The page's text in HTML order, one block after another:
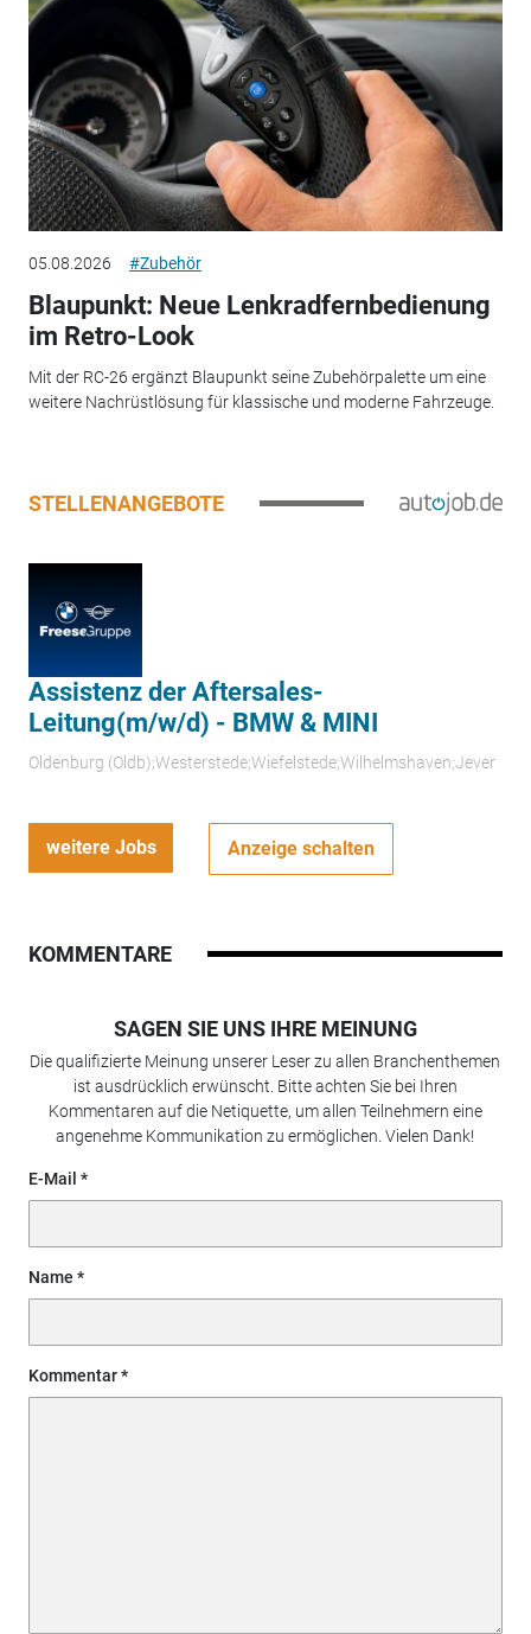
05.08.2026 #Zubehör
Blaupunkt: Neue Lenkradfernbedienung
im Retro-Look
Mit der RC-26 ergänzt Blaupunkt seine Zubehörpalette um eine
weitere Nachrüstlösung für klassische und moderne Fahrzeuge.
STELLENANGEBOTE
Assistenz der Aftersales-
Leitung(m/w/d) - BMW & MINI
Oldenburg (Oldb);Westerstede;Wiefelstede;Wilhelmshaven;Jever
weitere Jobs Anzeige schalten
KOMMENTARE
SAGEN SIE UNS IHRE MEINUNG
Die qualifizierte Meinung unserer Leser zu allen Branchenthemen
ist ausdrücklich erwünscht. Bitte achten Sie bei Ihren
Kommentaren auf die Netiquette, um allen Teilnehmern eine
angenehme Kommunikation zu ermöglichen. Vielen Dank!
E-Mail
Name
Kommentar